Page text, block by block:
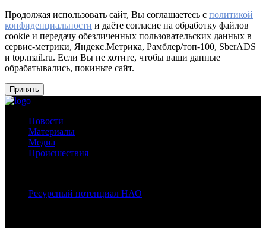
Продолжая использовать сайт, Вы соглашаетесь с политикой
конфиденциальности и даёте согласие на обработку файлов
cookie и передачу обезличенных пользовательских данных в
сервис-метрики, Яндекс.Метрика, Рамблер/топ-100, SberADS
и top.mail.ru. Если Вы не хотите, чтобы ваши данные
обрабатывались, покиньте сайт.
Принять
Новости
Материалы
Медиа
Происшествия
Ресурсный потенциал НАО